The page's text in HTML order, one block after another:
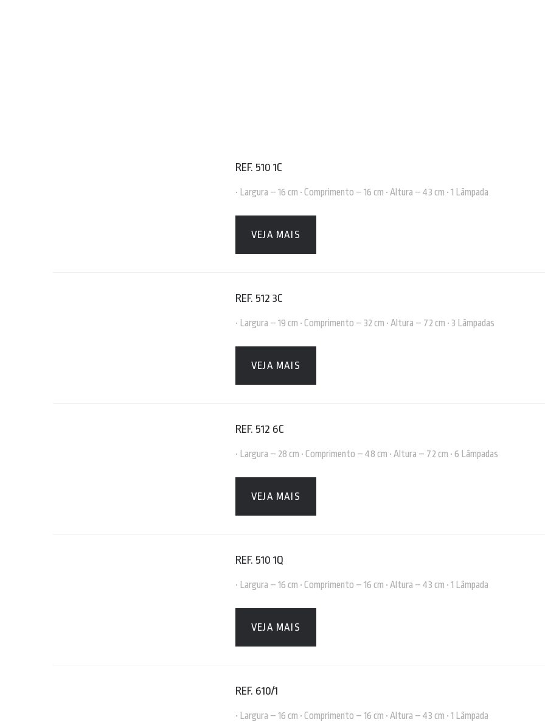
REF. 510 1C
• Largura – 16 cm • Comprimento – 16 cm • Altura – 43 cm • 1 Lâmpada
VEJA MAIS
REF. 512 3C
• Largura – 19 cm • Comprimento – 32 cm • Altura – 72 cm • 3 Lâmpadas
VEJA MAIS
REF. 512 6C
• Largura – 28 cm • Comprimento – 48 cm • Altura – 72 cm • 6 Lâmpadas
VEJA MAIS
REF. 510 1Q
• Largura – 16 cm • Comprimento – 16 cm • Altura – 43 cm • 1 Lâmpada
VEJA MAIS
REF. 610/1
• Largura – 16 cm • Comprimento – 16 cm • Altura – 43 cm • 1 Lâmpada